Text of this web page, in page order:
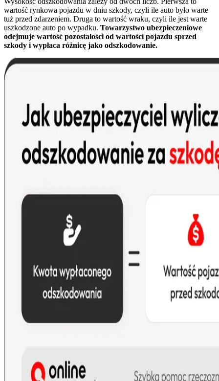
wartość rynkowa pojazdu w dniu szkody, czyli ile auto było warte
tuż przed zdarzeniem. Druga to wartość wraku, czyli ile jest warte
uszkodzone auto po wypadku. Towarzystwo ubezpieczeniowe
odejmuje wartość pozostałości od wartości pojazdu sprzed
szkody i wypłaca różnicę jako odszkodowanie.